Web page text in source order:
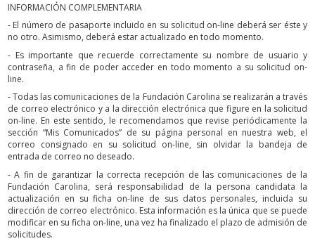
INFORMACIÓN COMPLEMENTARIA
- El número de pasaporte incluido en su solicitud on-line deberá ser éste y
no otro. Asimismo, deberá estar actualizado en todo momento.
- Es importante que recuerde correctamente su nombre de usuario y
contraseña, a fin de poder acceder en todo momento a su solicitud on-
line.
- Todas las comunicaciones de la Fundación Carolina se realizarán a través
de correo electrónico y a la dirección electrónica que figure en la solicitud
on-line. En este sentido, le recomendamos que revise periódicamente la
sección “Mis Comunicados” de su página personal en nuestra web, el
correo consignado en su solicitud on-line, sin olvidar la bandeja de
entrada de correo no deseado.
- A fin de garantizar la correcta recepción de las comunicaciones de la
Fundación Carolina, será responsabilidad de la persona candidata la
actualización en su ficha on-line de sus datos personales, incluida su
dirección de correo electrónico. Esta información es la única que se puede
modificar en su ficha on-line, una vez ha finalizado el plazo de admisión de
solicitudes.